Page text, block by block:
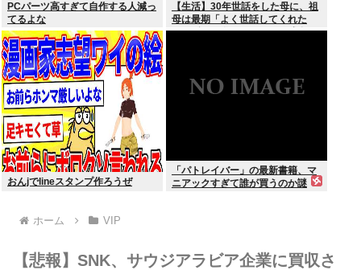
PCパーツ高すぎて自作する人減っ
てるよな
【生活】30年世話をした母に、祖
母は最期「よく世話してくれた
ね。ずっと嫌いだったのが残念だ
おんjでlineスタンプ作ろうぜ
「パトレイバー」の最新書籍、マ
ニアックすぎて誰が買うのか謎
ホーム VIP
【悲報】SNK、サウジアラビア企業に買収さ